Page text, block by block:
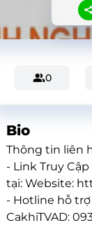
0
Bio
Thông tin liên
- Link Truy
tại: Website:
- Hotline hỗ
CakhiTVAD: